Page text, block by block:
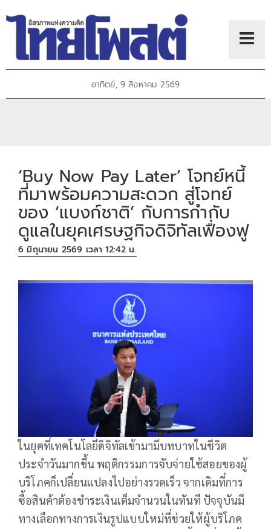
อาทิตย์, 9 สิงหาคม 2569
‘Buy Now Pay Later’ โจทย์หนี้
ที่มาพร้อมความสะดวก สู่โจทย์
ของ ‘แบงก์ชาติ’ กับการกำกับ
ดูแลในยุคเศรษฐกิจดิจิทัลเฟื่องฟู
6 มิถุนายน 2569 เวลา 12:42 น.
ในยุคที่เทคโนโลยีดิจิทัลเข้ามามีบทบาทในชีวิต
ประจำวันมากขึ้น พฤติกรรมการจับจ่ายใช้สอยของผู้
บริโภคก็เปลี่ยนแปลงไปอย่างรวดเร็ว จากเดิมที่การ
ซื้อสินค้าต้องชำระเงินเต็มจำนวนในทันที ปัจจุบันมี
ทางเลือกทางการเงินรูปแบบใหม่ที่ช่วยให้ผู้บริโภค